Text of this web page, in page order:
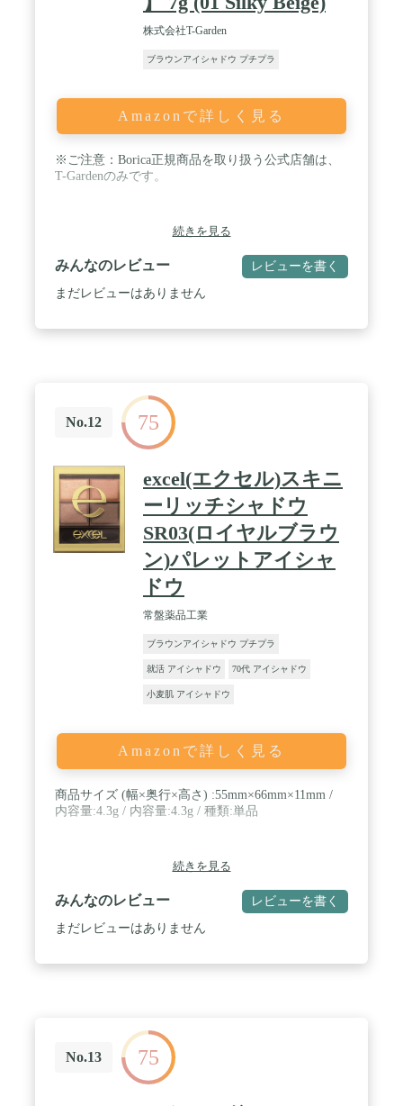
株式会社T-Garden
ブラウンアイシャドウ プチプラ
Amazonで詳しく見る
※ご注意：Borica正規商品を取り扱う公式店舗は、
T-Gardenのみです。
続きを見る
みんなのレビュー レビューを書く
まだレビューはありません
No.12 75
excel(エクセル)スキニ
ーリッチシャドウ
SR03(ロイヤルブラウ
ン)パレットアイシャ
ドウ
常盤薬品工業
ブラウンアイシャドウ プチプラ
就活 アイシャドウ 70代 アイシャドウ
小麦肌 アイシャドウ
Amazonで詳しく見る
商品サイズ (幅×奥行×高さ) :55mm×66mm×11mm /
内容量:4.3g / 内容量:4.3g / 種類:単品
続きを見る
みんなのレビュー レビューを書く
まだレビューはありません
No.13 75